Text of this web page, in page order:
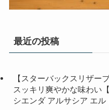
最近の投稿
【スターバックスリザー
スッキリ爽やかな味わい
シエンダ アルサシア エル